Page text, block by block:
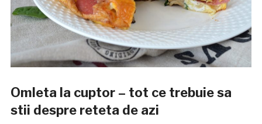
Omleta la cuptor – tot ce trebuie sa
stii despre reteta de azi